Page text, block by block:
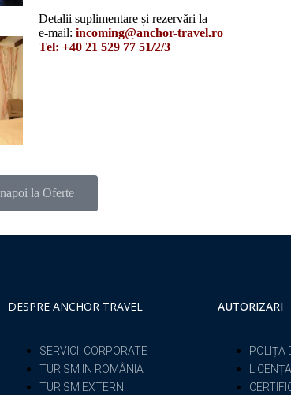
Detalii suplimentare și rezervări la
e-mail: incoming@anchor-travel.ro
Tel: +40 21 529 77 51/2/3
la Oferte
DESPRE ANCHOR TRAVEL
SERVICII CORPORATE
TURISM IN ROMÂNIA
TURISM EXTERN
AUTORIZARI
POLIȚA